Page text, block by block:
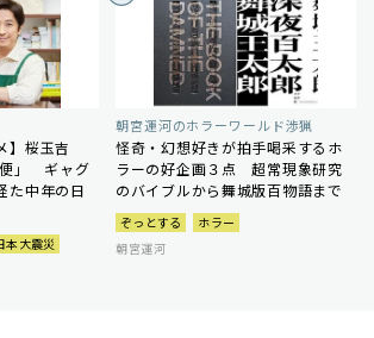
】桜玉吉
便」 ギャグ
た中年の日
本大震災
朝宮運河のホラーワールド渉猟
怪奇・幻想好きが拍手喝采するホ
ラーの好企画３点 超常現象研究
のバイブルから舞城版百物語まで
ぞっとする
ホラー
朝宮運河